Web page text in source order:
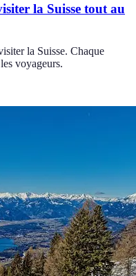
la Suisse tout au
la Suisse. Chaque
voyageurs.